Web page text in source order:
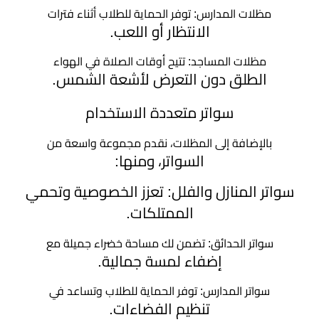
ومستودعاتمظلات المدارس: توفر الحماية للطلاب أثناء فترات
الانتظار أو اللعب.
مظلات المساجد: تتيح أوقات الصلاة في الهواء
الطلق دون التعرض لأشعة الشمس.
سواتر متعددة الاستخدام
بالإضافة إلى المظلات، نقدم مجموعة واسعة من
السواتر، ومنها:
سواتر المنازل والفلل: تعزز الخصوصية وتحمي
الممتلكات.
سواتر الحدائق: تضمن لك مساحة خضراء جميلة مع
إضفاء لمسة جمالية.
سواتر المدارس: توفر الحماية للطلاب وتساعد في
تنظيم الفضاءات.